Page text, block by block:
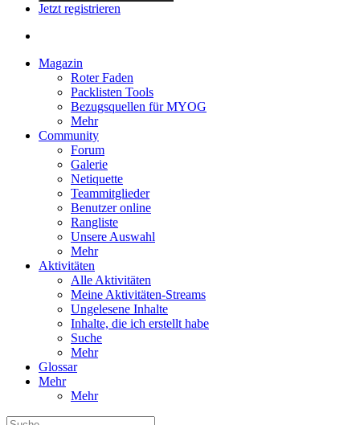
Jetzt registrieren
Magazin
Roter Faden
Packlisten Tools
Bezugsquellen für MYOG
Mehr
Community
Forum
Galerie
Netiquette
Teammitglieder
Benutzer online
Rangliste
Unsere Auswahl
Mehr
Aktivitäten
Alle Aktivitäten
Meine Aktivitäten-Streams
Ungelesene Inhalte
Inhalte, die ich erstellt habe
Suche
Mehr
Glossar
Mehr
Mehr